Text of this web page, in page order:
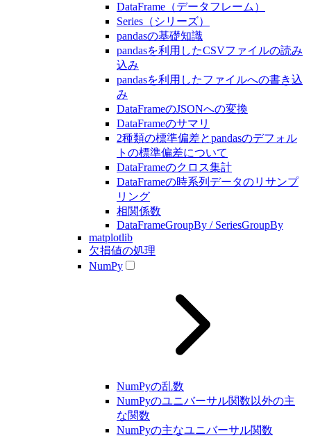
DataFrame（データフレーム）
Series（シリーズ）
pandasの基礎知識
pandasを利用したCSVファイルの読み
込み
pandasを利用したファイルへの書き込
み
DataFrameのJSONへの変換
DataFrameのサマリ
2種類の標準偏差とpandasのデフォル
トの標準偏差について
DataFrameのクロス集計
DataFrameの時系列データのリサンプ
リング
相関係数
DataFrameGroupBy / SeriesGroupBy
matplotlib
欠損値の処理
NumPy
NumPyの乱数
NumPyのユニバーサル関数以外の主
な関数
NumPyの主なユニバーサル関数